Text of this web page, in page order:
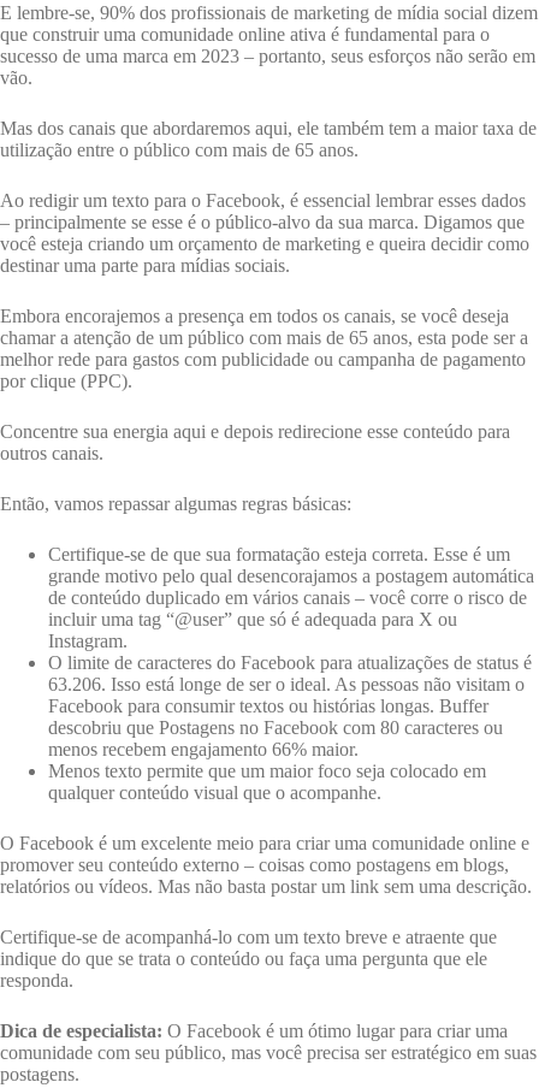
E lembre-se, 90% dos profissionais de marketing de mídia social dizem
que construir uma comunidade online ativa é fundamental para o
sucesso de uma marca em 2023 – portanto, seus esforços não serão em
vão.
Mas dos canais que abordaremos aqui, ele também tem a maior taxa de
utilização entre o público com mais de 65 anos.
Ao redigir um texto para o Facebook, é essencial lembrar esses dados
– principalmente se esse é o público-alvo da sua marca. Digamos que
você esteja criando um orçamento de marketing e queira decidir como
destinar uma parte para mídias sociais.
Embora encorajemos a presença em todos os canais, se você deseja
chamar a atenção de um público com mais de 65 anos, esta pode ser a
melhor rede para gastos com publicidade ou campanha de pagamento
por clique (PPC).
Concentre sua energia aqui e depois redirecione esse conteúdo para
outros canais.
Então, vamos repassar algumas regras básicas:
Certifique-se de que sua formatação esteja correta. Esse é um
grande motivo pelo qual desencorajamos a postagem automática
de conteúdo duplicado em vários canais – você corre o risco de
incluir uma tag “@user” que só é adequada para X ou
Instagram.
O limite de caracteres do Facebook para atualizações de status é
63.206. Isso está longe de ser o ideal. As pessoas não visitam o
Facebook para consumir textos ou histórias longas. Buffer
descobriu que Postagens no Facebook com 80 caracteres ou
menos recebem engajamento 66% maior.
Menos texto permite que um maior foco seja colocado em
qualquer conteúdo visual que o acompanhe.
O Facebook é um excelente meio para criar uma comunidade online e
promover seu conteúdo externo – coisas como postagens em blogs,
relatórios ou vídeos. Mas não basta postar um link sem uma descrição.
Certifique-se de acompanhá-lo com um texto breve e atraente que
indique do que se trata o conteúdo ou faça uma pergunta que ele
responda.
Dica de especialista: O Facebook é um ótimo lugar para criar uma
comunidade com seu público, mas você precisa ser estratégico em suas
postagens.